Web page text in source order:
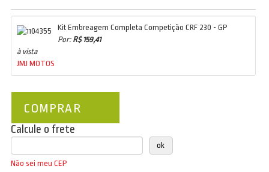
Kit Embreagem Completa Competição CRF 230 - GP
Por: R$ 159,41
à vista
COMPRAR
JMJ MOTOS
Calcule o frete
Não sei meu CEP